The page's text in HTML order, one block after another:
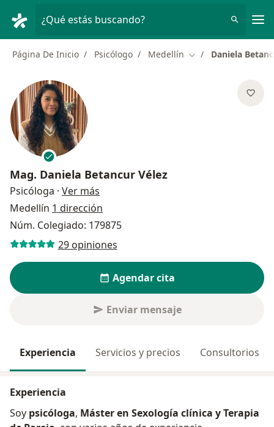
¿Qué estás buscando?
Página De Inicio Psicólogo Medellín Cambiar de ciudad
Daniela
Mag. Daniela Betancur Vélez
Psicóloga · Ver más
Medellín 1 dirección
Núm. Colegiado: 179875
29 opiniones
Agendar cita
Enviar mensaje
Experiencia Servicios y precios Consultorios
Experiencia
Soy psicóloga, Máster en Sexología clínica y Terapia